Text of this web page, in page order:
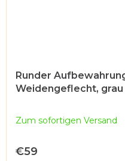
Runder
Weidengeflecht,
Zum sofortigen Versand
€59